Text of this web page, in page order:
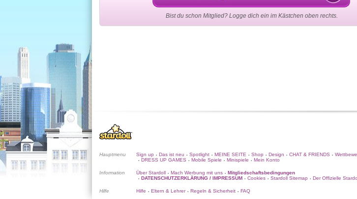
Bist du schon Mitglied? Logge dich ein im Kästchen oben rechts.
Hauptmenu Sign up • Das ist neu • Spotlight • MEINE SEITE • Shop • Design • CHAT & FRIENDS •
• DRESS UP GAMES • Mobile Spiele • Minispiele • Mein Konto
Information Über Stardoll • Mach Werbung mit uns • Mitgliedschaftsbedingungen
• DATENSCHUTZERKLÄRUNG / IMPRESSUM • Cookies • Stardoll Sitemap • Der Offizielle
Hilfe Hilfe • Eltern & Lehrer • Regeln & Sicherheit • FAQ